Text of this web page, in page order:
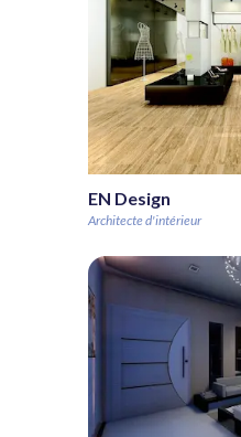
EN Design
Architecte d'intérieur